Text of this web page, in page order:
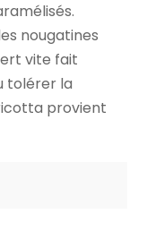
nougatines
vite fait
tolérer la
provient